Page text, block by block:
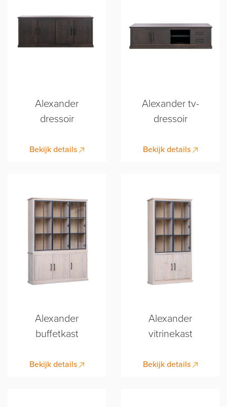
Alexander
dressoir
Bekijk details
Alexander tv-
dressoir
Bekijk details
Alexander
buffetkast
Bekijk details
Alexander
vitrinekast
Bekijk details